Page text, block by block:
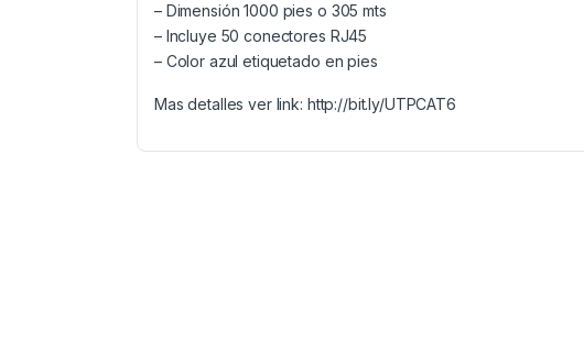
– Dimensión 1000 pies o 305 mts
– Incluye 50 conectores RJ45
– Color azul etiquetado en pies
Mas detalles ver link: http://bit.ly/UTPCAT6